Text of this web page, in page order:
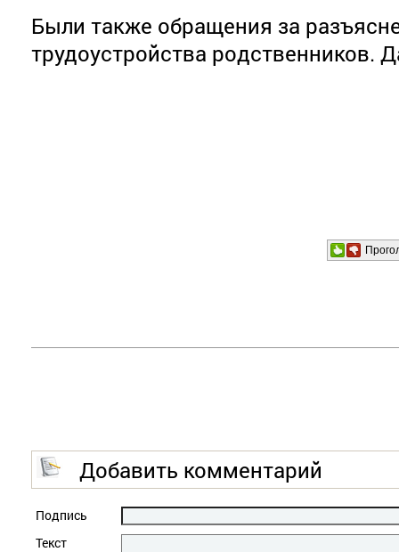
Были также обращения за
трудоустройства родственников.
Добавить комментарий
Подпись
Текст